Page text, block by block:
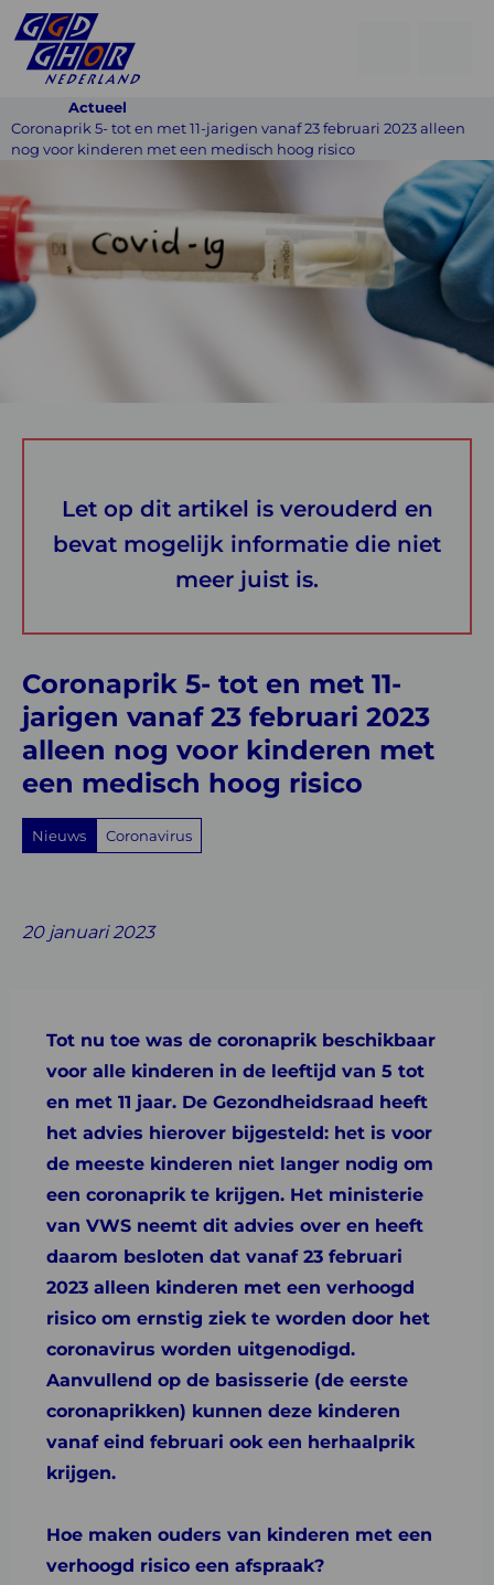
Actueel
Coronaprik 5- tot en met 11-jarigen vanaf 23 februari 2023 alleen
nog voor kinderen met een medisch hoog risico
Coronaprik
5-
tot
en
met
jarigen
vanaf
februari
2023
kinderen
met
een
medisch
hoog
Let op dit artikel is verouderd en
bevat mogelijk informatie die niet
meer juist is.
Coronaprik 5- tot en met 11-
jarigen vanaf 23 februari 2023
alleen nog voor kinderen met
een medisch hoog risico
Nieuws Coronavirus
on on
on with
20 januari 2023
Tot nu toe was de coronaprik beschikbaar
voor alle kinderen in de leeftijd van 5 tot
en met 11 jaar. De Gezondheidsraad heeft
het advies hierover bijgesteld: het is voor
de meeste kinderen niet langer nodig om
een coronaprik te krijgen. Het ministerie
van VWS neemt dit advies over en heeft
daarom besloten dat vanaf 23 februari
2023 alleen kinderen met een verhoogd
risico om ernstig ziek te worden door het
coronavirus worden uitgenodigd.
Aanvullend op de basisserie (de eerste
coronaprikken) kunnen deze kinderen
vanaf eind februari ook een herhaalprik
krijgen.
Hoe maken ouders van kinderen met een
verhoogd risico een afspraak?